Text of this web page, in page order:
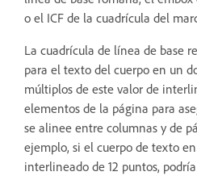
o el ICF de la cuadrícula del
La cuadrícula de línea de base
para el texto del cuerpo en un
múltiplos de este valor de
elementos de la página para
se alinee entre columnas y de
ejemplo, si el cuerpo de texto
interlineado de 12 puntos,